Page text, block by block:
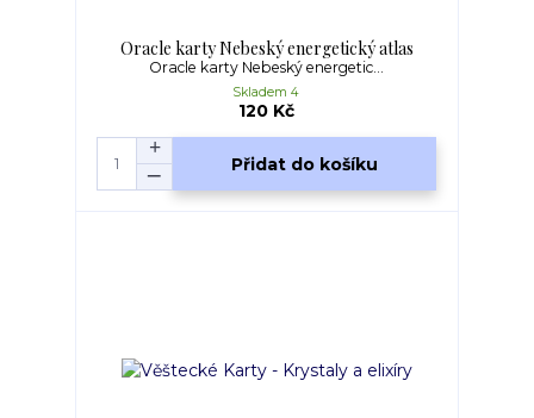
Oracle karty Nebeský energetický atlas
Oracle karty Nebeský energetic...
120 Kč
Skladem 4
Přidat do košíku